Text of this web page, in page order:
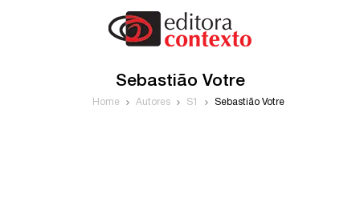
Sebastião Votre
Home Autores S1 Sebastião Votre